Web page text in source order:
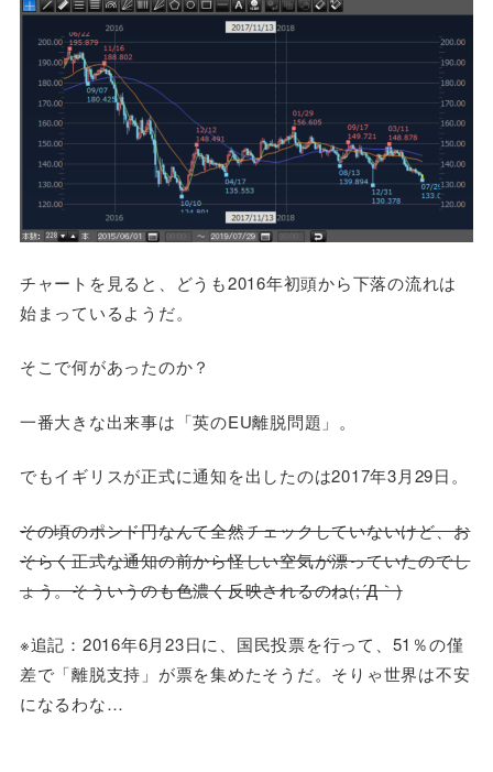
チャートを見ると、どうも2016年初頭から下落の流れは
始まっているようだ。
そこで何があったのか？
一番大きな出来事は「英のEU離脱問題」。
でもイギリスが正式に通知を出したのは2017年3月29日。
その頃のポンド円なんて全然チェックしていないけど、お
そらく正式な通知の前から怪しい空気が漂っていたのでし
ょう。そういうのも色濃く反映されるのね(;´Д｀)
※追記：2016年6月23日に、国民投票を行って、51％の僅
差で「離脱支持」が票を集めたそうだ。そりゃ世界は不安
になるわな…